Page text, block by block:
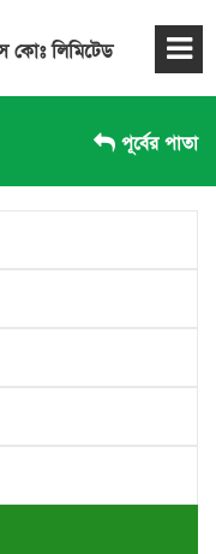
পূর্বের পাতা
কোঃ লিমিটেড